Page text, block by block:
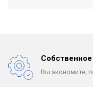
Вы экономите,